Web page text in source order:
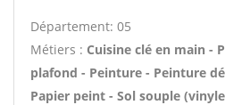
Département: 05
Métiers : Cuisine clé en main -
plafond - Peinture - Peinture
Papier peint - Sol souple